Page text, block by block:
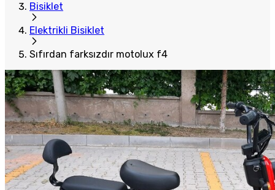
Bisiklet
Elektrikli Bisiklet
Sıfırdan farksızdır motolux f4